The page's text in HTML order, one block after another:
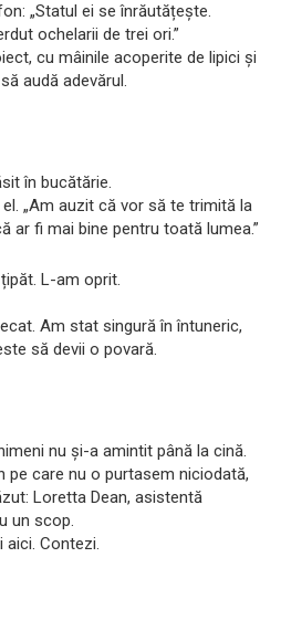
„Statul ei se înrăutățește.
ochelarii de trei ori.”
cu mâinile acoperite de lipici și
audă adevărul.
în bucătărie.
„Am auzit că vor să te trimită la
ar fi mai bine pentru toată lumea.”
L-am oprit.
Am stat singură în întuneric,
să devii o povară.
nu și-a amintit până la cină.
care nu o purtasem niciodată,
Loretta Dean, asistentă
un scop.
Contezi.